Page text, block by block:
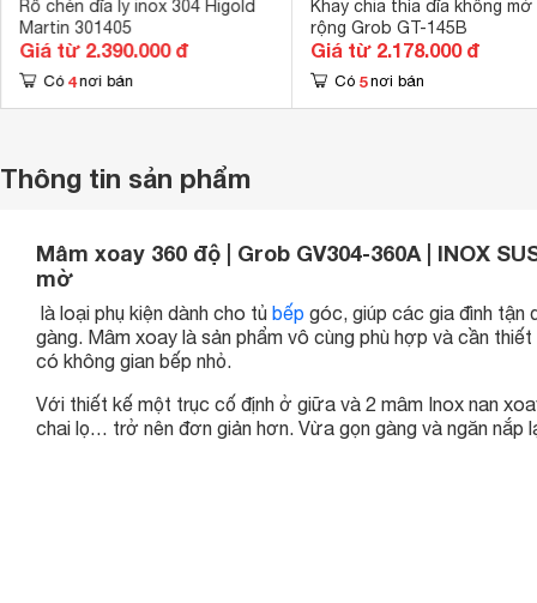
Rổ chén dĩa ly inox 304 Higold
Martin 301405
Giá từ 2.390.000 đ
Có 4 nơi bán
Khay chia thìa dĩa không mở
rộng Grob GT-145B
Giá từ 2.178.000 đ
Có 5 nơi bán
Thông tin sản phẩm
Mâm xoay 360 độ | Grob GV304-360A | INOX
mờ
là loại phụ kiện dành cho tủ bếp góc, giúp các gia đình tận
gàng. Mâm xoay là sản phẩm vô cùng phù hợp và cần
có không gian bếp nhỏ.
Với thiết kế một trục cố định ở giữa và 2 mâm Inox nan
chai lọ… trở nên đơn giản hơn. Vừa gọn gàng và ngăn